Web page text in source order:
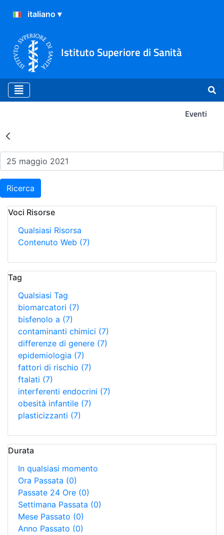
Istituto Superiore di Sanità
Eventi
Risultati della Ricerca -
Ricerca
Voci Risorse
Qualsiasi Risorsa
Contenuto Web (7)
Tag
Qualsiasi Tag
biomarcatori (7)
bisfenolo a (7)
contaminanti chimici (7)
differenze di genere (7)
epidemiologia (7)
fattori di rischio (7)
ftalati (7)
interferenti endocrini (7)
obesità infantile (7)
plasticizzanti (7)
Durata
In qualsiasi momento
Ora Passata (0)
Passate 24 Ore (0)
Settimana Passata (0)
Mese Passato (0)
Anno Passato (0)